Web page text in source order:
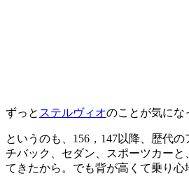
ずっと ステルヴィオのことが気にな
というのも、156，147以降、歴代
チバック、セダン、スポーツカーと
てきたから。でも背が高くて乗り心